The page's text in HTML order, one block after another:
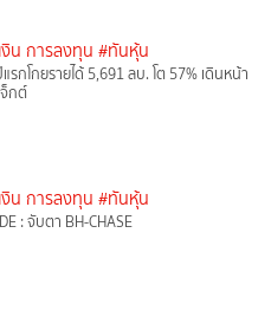
งิน การลงทุน #ทันหุ้น
รกโกยรายได้ 5,691 ลบ. โต 57% เดินหน้า
จ็กต์
งิน การลงทุน #ทันหุ้น
: จับตา BH-CHASE